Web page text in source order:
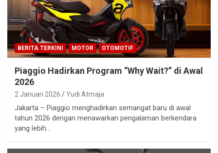
BERITA TERKINI MOTOR OTOMOTIF
Piaggio Hadirkan Program “Why Wait?” di Awal
2026
2 Januari 2026 Yudi Atmaja
Jakarta – Piaggio menghadirkan semangat baru di awal
tahun 2026 dengan menawarkan pengalaman berkendara
yang lebih…